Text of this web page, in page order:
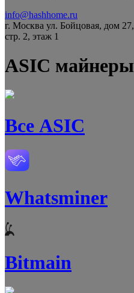
info@hashhome.ru
г. Москва ул. Бойцовая, дом 27,
стр. 2, этаж 1
ASIC майнеры
Все ASIC
Whatsminer
Bitmain